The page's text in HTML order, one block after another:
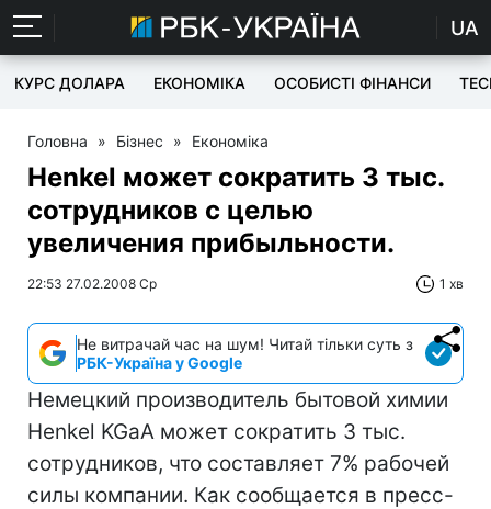
UA
КУРС ДОЛАРА ЕКОНОМІКА ОСОБИСТІ ФІНАНСИ
Головна » Бізнес » Економіка
Henkel может сократить 3 тыс.
сотрудников с целью
увеличения прибыльности.
22:53 27.02.2008 Ср 1 хв
Не витрачай час на шум! Читай тільки суть з
РБК-Україна у Google
Немецкий производитель бытовой химии
Henkel KGaA может сократить 3 тыс.
сотрудников, что составляет 7% рабочей
силы компании. Как сообщается в пресс-